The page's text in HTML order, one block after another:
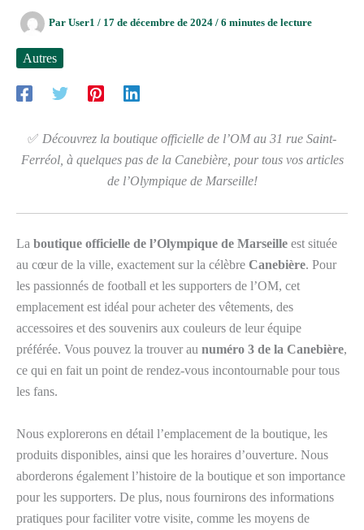
Par User1 / 17 de décembre de 2024 / 6 minutes de lecture
Autres
✅ Découvrez la boutique officielle de l’OM au 31 rue Saint-
Ferréol, à quelques pas de la Canebière, pour tous vos articles
de l’Olympique de Marseille!
La boutique officielle de l’Olympique de Marseille est située
au cœur de la ville, exactement sur la célèbre Canebière. Pour
les passionnés de football et les supporters de l’OM, cet
emplacement est idéal pour acheter des vêtements, des
accessoires et des souvenirs aux couleurs de leur équipe
préférée. Vous pouvez la trouver au numéro 3 de la Canebière,
ce qui en fait un point de rendez-vous incontournable pour tous
les fans.
Nous explorerons en détail l’emplacement de la boutique, les
produits disponibles, ainsi que les horaires d’ouverture. Nous
aborderons également l’histoire de la boutique et son importance
pour les supporters. De plus, nous fournirons des informations
pratiques pour faciliter votre visite, comme les moyens de